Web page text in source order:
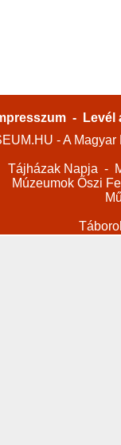
-
Levél
- A
Tájházak Napja -
Múzeumok Őszi